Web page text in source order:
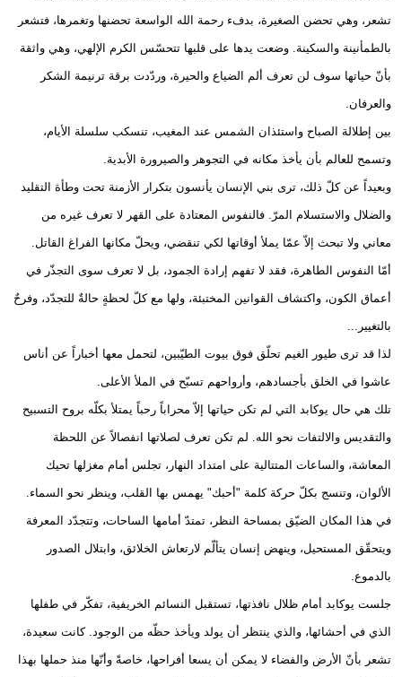
تشعر، وهي تحضن الصغيرة، بدفء رحمة الله الواسعة تحضنها وتغمرها، فتشعر
بالطمأنينة والسكينة. وضعت يدها على قلبها تتحسّس الكرم الإلهي، وهي واثقة
بأنّ حياتها سوف لن تعرف ألم الضياع والحيرة، وردّدت برقة ترنيمة الشكر
والعرفان.
بين إطلالة الصباح واستئذان الشمس عند المغيب، تنسكب سلسلة الأيام،
وتسمح للعالم بأن يأخذ مكانه في التجوهر والصيرورة الأبدية.
وبعيداً عن كلّ ذلك، ترى بني الإنسان يأنسون بتكرار الأزمنة تحت وطأة التقليد
والضلال والاستسلام المرّ. فالنفوس المعتادة على القهر لا تعرف غيره من
معاني ولا تبحث إلاّ عمّا يملأ أوقاتها لكي تنقضي، ويحلّ مكانها الفراغ القاتل.
أمّا النفوس الطاهرة، فقد لا تفهم إرادة الجمود، بل لا تعرف سوى التجذّر في
أعماق الكون، واكتشاف القوانين المختبئة، ولها مع كلّ لحظةٍ حالةٌ للتجدّد، وفرحٌ
بالتغيير...
لذا قد ترى طيور الغيم تحلّق فوق بيوت الطيّبين، لتحمل معها أخباراً عن أناس
عاشوا في الخلق بأجسادهم، وأرواحهم تسبّح في الملأ الأعلى.
تلك هي حال يوكابد التي لم تكن حياتها إلاّ محراباً رحباً يمتلأ بكلّه بروح التسبيح
والتقديس والالتفات نحو الله. لم تكن تعرف لصلاتها انفصالاً عن اللحظة
المعاشة، والساعات المتتالية على امتداد النهار، تجلس أمام مغزلها تحيك
الألوان، وتنسج بكلّ حركة كلمة "أحبك" يهمس بها القلب، وينظر نحو السماء.
في هذا المكان الضيّق بمساحة النظر، تمتدّ أمامها الساحات، وتتجدّد المعرفة
ويتحقّق المستحيل، وينهض إنسان يتألّم لارتعاش الخلائق، وابتلال الصدور
بالدموع.
جلست يوكابد أمام ظلال نافذتها، تستقبل النسائم الخريفية، تفكّر في طفلها
الذي في أحشائها، والذي ينتظر أن يولد ويأخذ حظّه من الوجود. كانت سعيدة،
تشعر بأنّ الأرض والفضاء لا يمكن أن يسعا أفراحها، خاصةً وأنّها منذ حملها بهذا